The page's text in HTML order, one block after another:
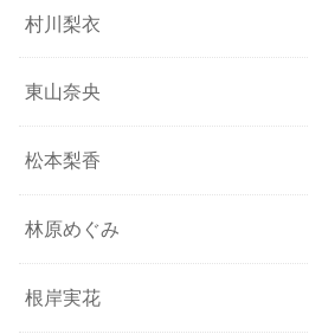
村川梨衣
東山奈央
松本梨香
林原めぐみ
根岸実花